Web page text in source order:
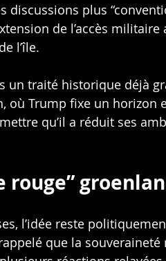
discussions plus
de l’accès
l’île.
un traité historique déjà
où Trump fixe un horizon
qu’il a réduit ses
rouge”
l’idée reste
que la souveraineté